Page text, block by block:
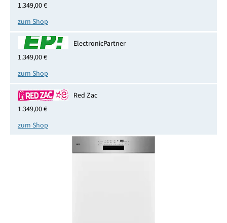
1.349,00 €
zum Shop
ElectronicPartner
1.349,00 €
zum Shop
Red Zac
1.349,00 €
zum Shop